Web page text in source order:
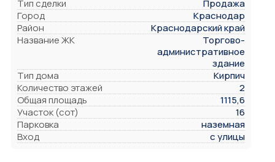
Тип сделки
Продажа
Город
Краснодар
Район
Краснодарский край
Название ЖК
Торгово-
административное
здание
Тип дома
Кирпич
Количество этажей
2
Общая площадь
1115,6
Участок (сот)
16
Парковка
наземная
Вход
с улицы